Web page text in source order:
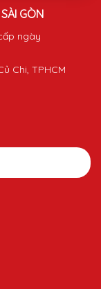
GÒN
ngày
Chi, TPHCM